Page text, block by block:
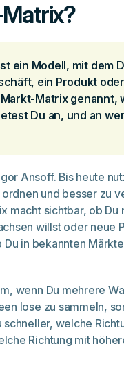
ein Modell, mit dem
ein Produkt
Matrix genannt,
Du an, und an
Ansoff. Bis heute
und besser zu
macht sichtbar, ob Du
willst oder neue
in bekannten
wenn Du mehrere
lose zu sammeln,
welche
Richtung mit